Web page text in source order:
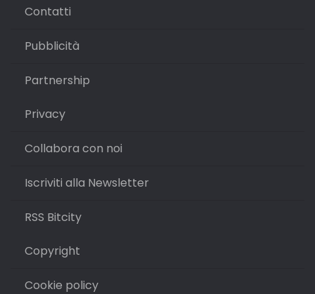
Contatti
Pubblicità
Partnership
Privacy
Collabora con noi
Iscriviti alla Newsletter
RSS Bitcity
Copyright
Cookie policy